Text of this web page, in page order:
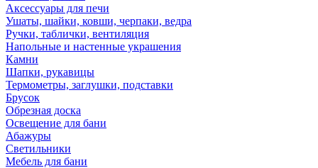
Аксессуары для печи
Ушаты, шайки, ковши, черпаки, ведра
Ручки, таблички, вентиляция
Напольные и настенные украшения
Камни
Шапки, рукавицы
Термометры, заглушки, подставки
Брусок
Обрезная доска
Освещение для бани
Абажуры
Светильники
Мебель для бани